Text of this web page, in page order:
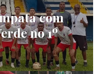
com
no 1º